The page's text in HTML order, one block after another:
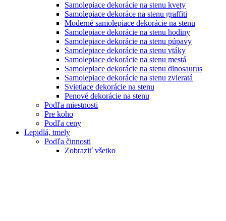
Samolepiace dekorácie na stenu kvety
Samolepiace dekoráce na stenu graffiti
Moderné samolepiace dekorácie na stenu
Samolepiace dekorácie na stenu hodiny
Samolepiace dekorácie na stenu púpavy
Samolepiace dekorácie na stenu vtáky
Samolepiace dekorácie na stenu mestá
Samolepiace dekorácie na stenu dinosaurus
Samolepiace dekorácie na stenu zvieratá
Svietiace dekorácie na stenu
Penové dekorácie na stenu
Podľa miestnosti
Pre koho
Podľa ceny
Lepidlá, tmely
Podľa činnosti
Zobraziť všetko